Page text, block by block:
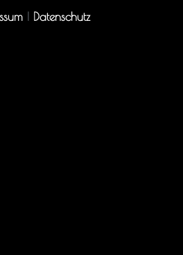
Datenschutz